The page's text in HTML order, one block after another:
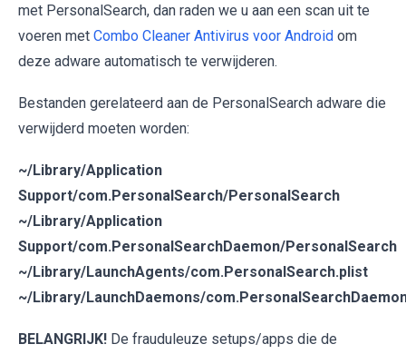
met PersonalSearch, dan raden we u aan een scan uit te
voeren met Combo Cleaner Antivirus voor Android om
deze adware automatisch te verwijderen.
Bestanden gerelateerd aan de PersonalSearch adware die
verwijderd moeten worden:
~/Library/Application
Support/com.PersonalSearch/PersonalSearch
~/Library/Application
Support/com.PersonalSearchDaemon/PersonalSearch
~/Library/LaunchAgents/com.PersonalSearch.plist
~/Library/LaunchDaemons/
BELANGRIJK! De frauduleuze setups/apps die de